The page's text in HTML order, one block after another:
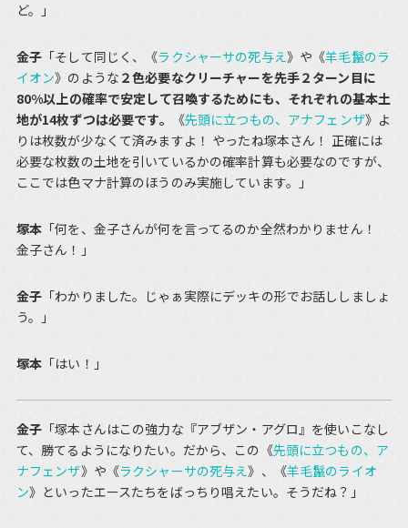
ど。」
金子 「そして同じく、《ラクシャーサの死与え》や《羊毛鬣のラ
イオン》のような ２色必要なクリーチャーを先手２ターン目に
80%以上の確率で安定して召喚するためにも、それぞれの基本土
地が14枚ずつは必要です。
《先頭に立つもの、アナフェンザ》よ
りは枚数が少なくて済みますよ！ やったね塚本さん！ 正確には
必要な枚数の土地を引いているかの確率計算も必要なのですが、
ここでは色マナ計算のほうのみ実施しています。」
塚本 「何を、金子さんが何を言ってるのか全然わかりません！
金子さん！」
金子 「わかりました。じゃぁ実際にデッキの形でお話ししましょ
う。」
塚本 「はい！」
金子 「塚本さんはこの強力な『アブザン・アグロ』を使いこなし
て、勝てるようになりたい。だから、この《先頭に立つもの、ア
ナフェンザ》や《ラクシャーサの死与え》、《羊毛鬣のライオ
ン》といったエースたちをばっちり唱えたい。そうだね？」